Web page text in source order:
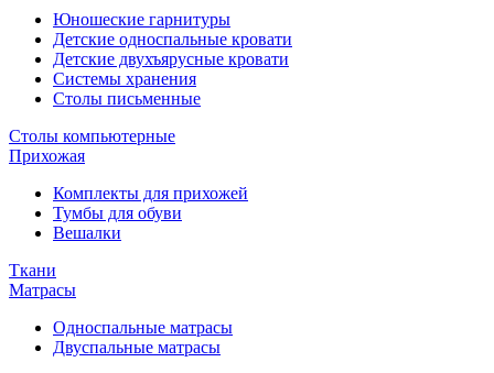
Юношеские гарнитуры
Детские односпальные кровати
Детские двухъярусные кровати
Системы хранения
Столы письменные
Столы компьютерные
Прихожая
Комплекты для прихожей
Тумбы для обуви
Вешалки
Ткани
Матрасы
Односпальные матрасы
Двуспальные матрасы